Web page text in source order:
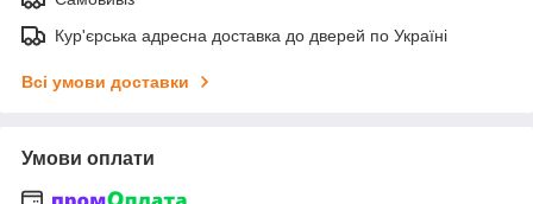
Кур'єрська адресна доставка до дверей по Україні
Всі умови доставки
Умови оплати